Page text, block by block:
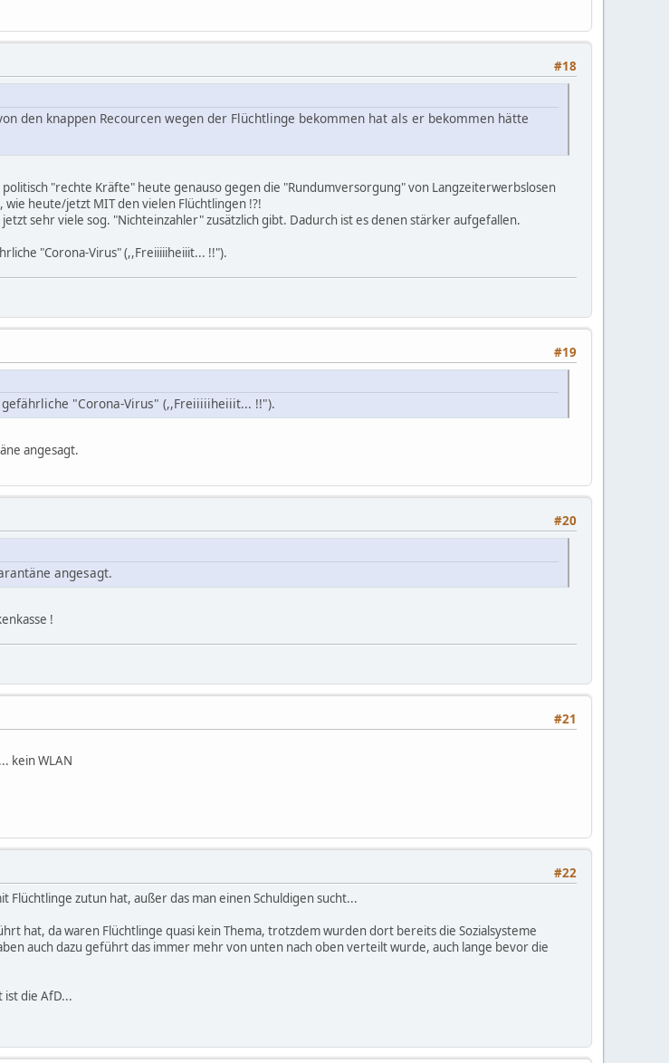
#18
den knappen Recourcen wegen der Flüchtlinge bekommen hat als er bekommen hätte
"rechte Kräfte" heute genauso gegen die "Rundumversorgung" von Langzeiterwerbslosen
heute/jetzt MIT den vielen Flüchtlingen !?!
sehr viele sog. "Nichteinzahler" zusätzlich gibt. Dadurch ist es denen stärker aufgefallen.
"Corona-Virus" (,,Freiiiiiheiiit... !!").
#19
"Corona-Virus" (,,Freiiiiiheiiit... !!").
angesagt.
#20
angesagt.
!
#21
kein WLAN
#22
Flüchtlinge zutun hat, außer das man einen Schuldigen sucht...
hat, da waren Flüchtlinge quasi kein Thema, trotzdem wurden dort bereits die Sozialsysteme
auch dazu geführt das immer mehr von unten nach oben verteilt wurde, auch lange bevor die
ist die AfD...